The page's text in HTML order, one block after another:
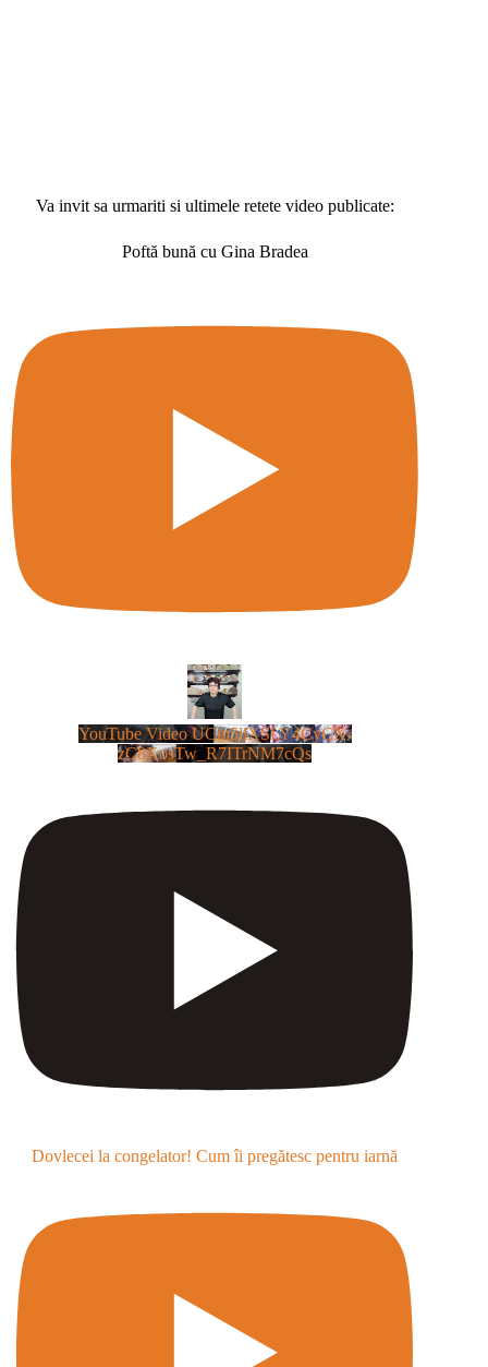
Va invit sa urmariti si ultimele retete video publicate:
Poftă bună cu Gina Bradea
YouTube Video UCm5llXSLY4CyCX-
zC8XosTw_R7ITrNM7cQs
Dovlecei la congelator! Cum îi pregătesc pentru iarnă